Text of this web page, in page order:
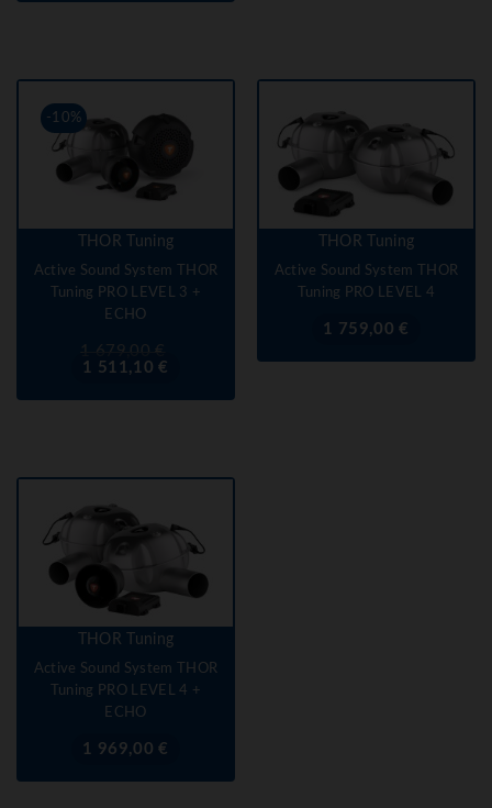
-10%
THOR Tuning
Active Sound System THOR
Tuning PRO LEVEL 3 +
ECHO
Prix
de
1 679,00 €
1 511,10 €
THOR Tuning
Active Sound System THOR
Tuning PRO LEVEL 4
Prix1 759,00 €
THOR Tuning
Active Sound System THOR
Tuning PRO LEVEL 4 +
ECHO
Prix1 969,00 €